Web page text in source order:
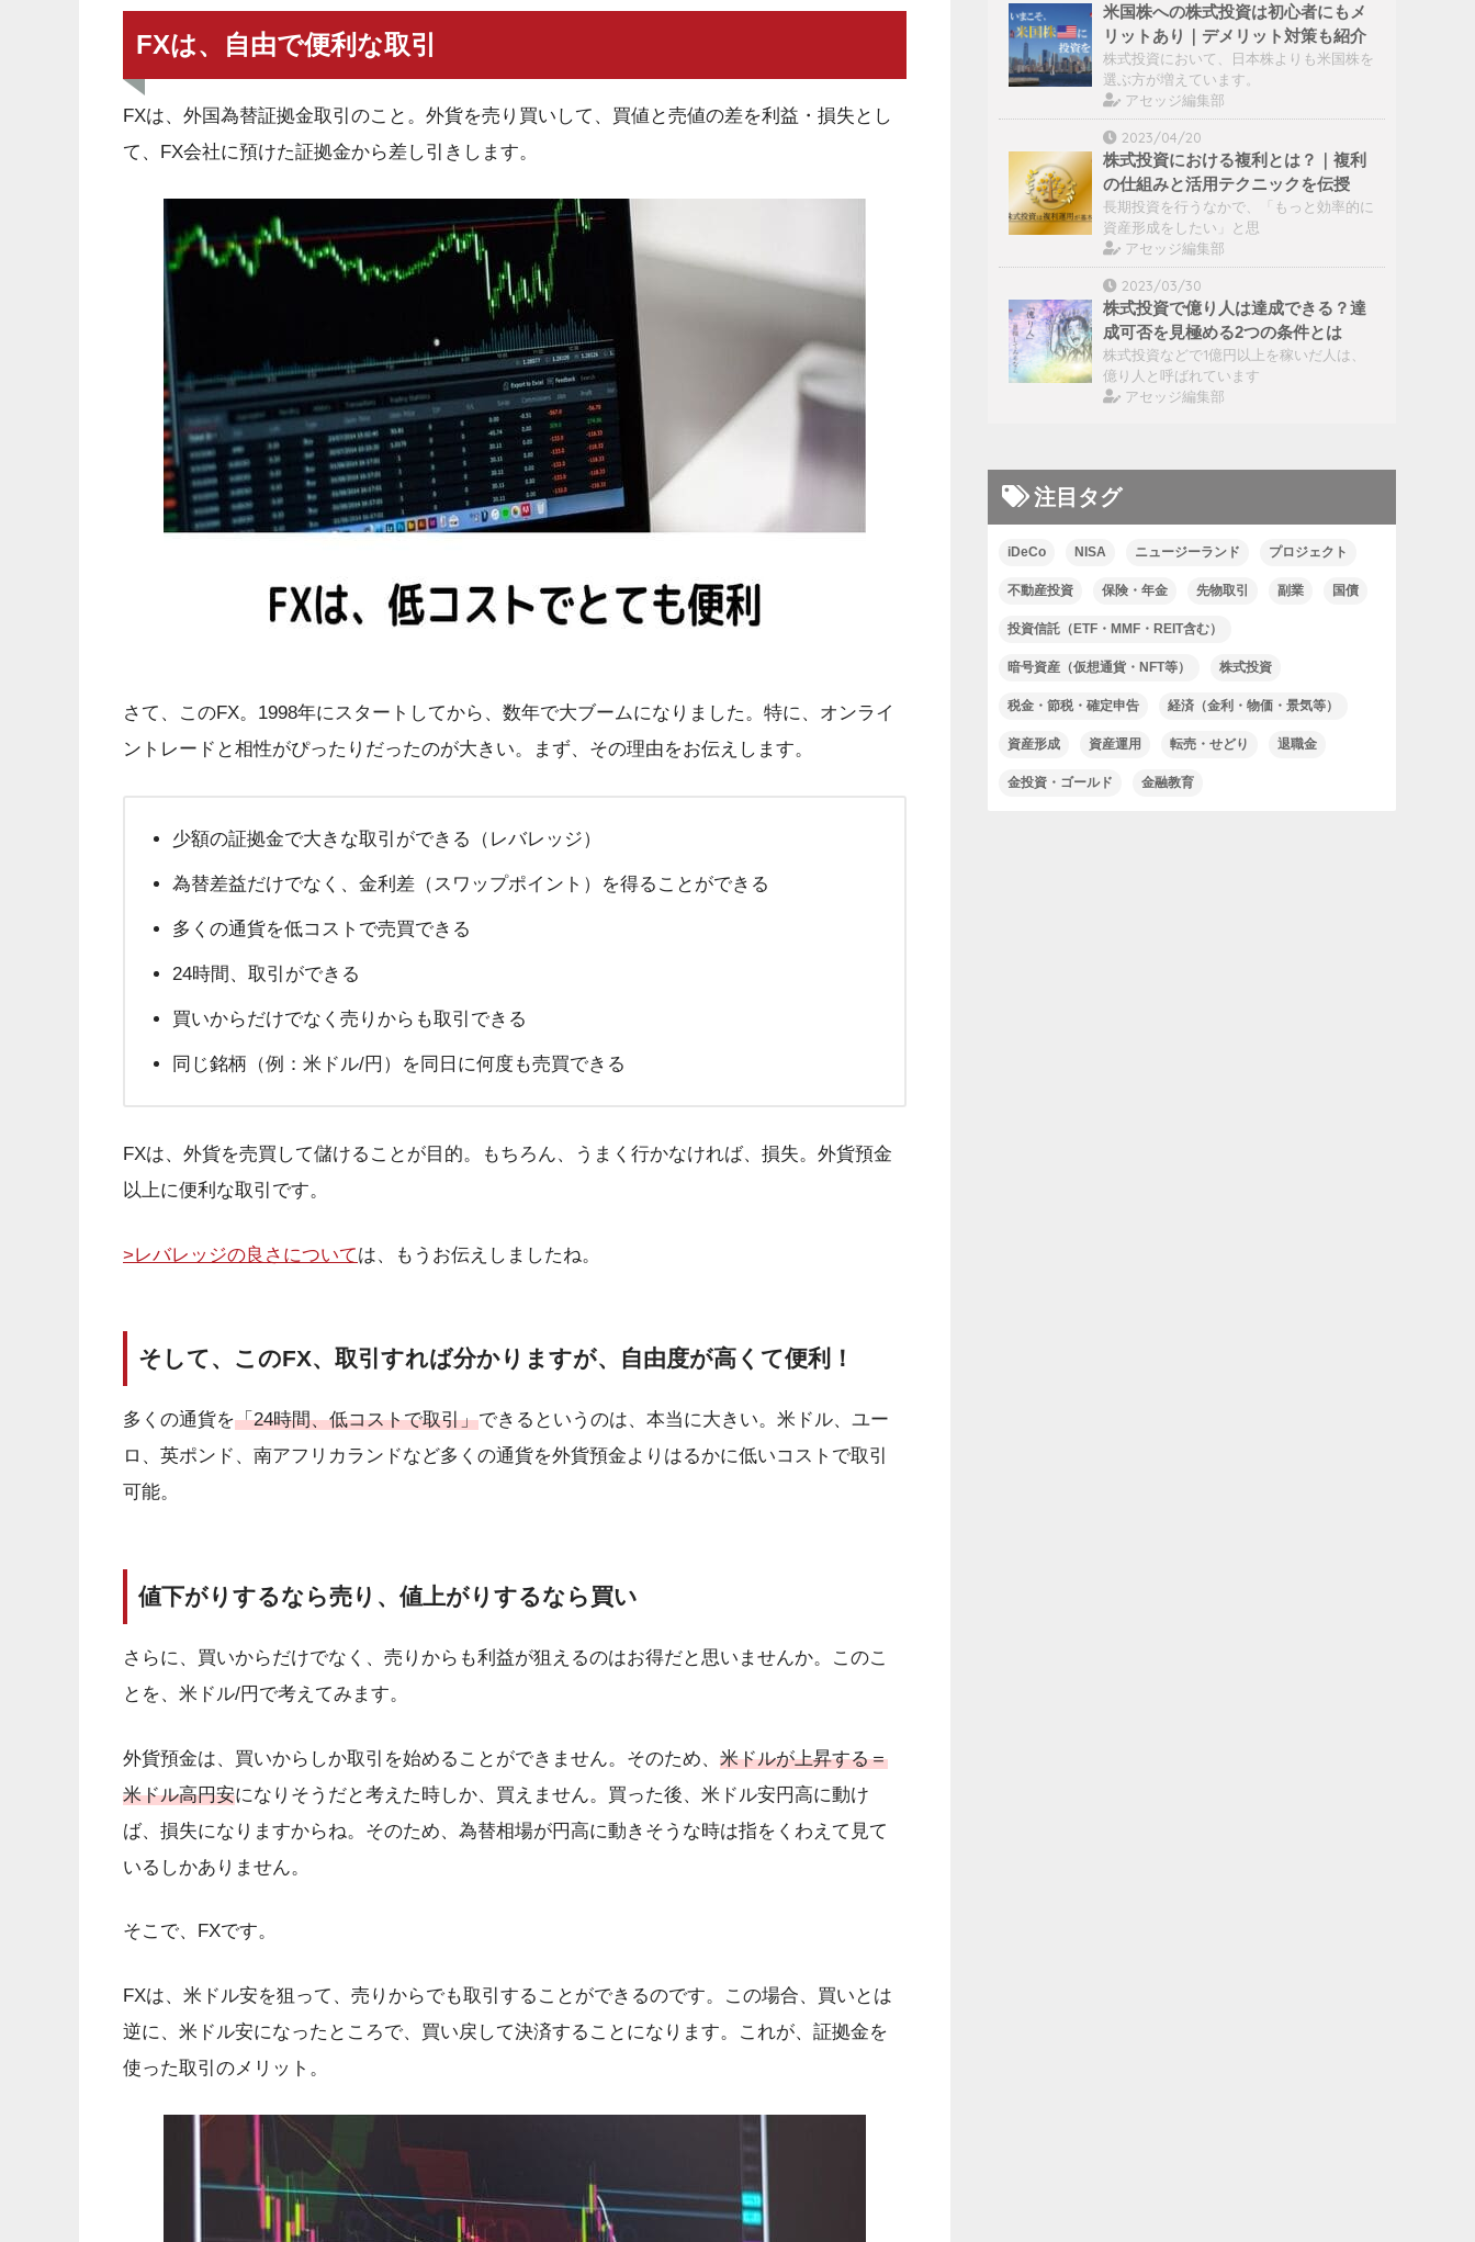
FXは、自由で便利な取引
FXは、外国為替証拠金取引のこと。外貨を売り買いして、買値と売値の差を利益・損失とし
て、FX会社に預けた証拠金から差し引きします。
さて、このFX。1998年にスタートしてから、数年で大ブームになりました。特に、オンライ
ントレードと相性がぴったりだったのが大きい。まず、その理由をお伝えします。
少額の証拠金で大きな取引ができる（レバレッジ）
為替差益だけでなく、金利差（スワップポイント）を得ることができる
多くの通貨を低コストで売買できる
24時間、取引ができる
買いからだけでなく売りからも取引できる
同じ銘柄（例：米ドル/円）を同日に何度も売買できる
FXは、外貨を売買して儲けることが目的。もちろん、うまく行かなければ、損失。外貨預金
以上に便利な取引です。
>レバレッジの良さについては、もうお伝えしましたね。
そして、このFX、取引すれば分かりますが、自由度が高くて便利！
多くの通貨を「24時間、低コストで取引」できるというのは、本当に大きい。米ドル、ユー
ロ、英ポンド、南アフリカランドなど多くの通貨を外貨預金よりはるかに低いコストで取引
可能。
値下がりするなら売り、値上がりするなら買い
さらに、買いからだけでなく、売りからも利益が狙えるのはお得だと思いませんか。このこ
とを、米ドル/円で考えてみます。
外貨預金は、買いからしか取引を始めることができません。そのため、 米ドルが上昇する＝
米ドル高円安になりそうだと考えた時しか、買えません。買った後、米ドル安円高に動け
ば、損失になりますからね。そのため、為替相場が円高に動きそうな時は指をくわえて見て
いるしかありません。
そこで、FXです。
FXは、米ドル安を狙って、売りからでも取引することができるのです。この場合、買いとは
逆に、米ドル安になったところで、買い戻して決済することになります。これが、証拠金を
使った取引のメリット。
米国株への株式投資は初心者にもメ
リットあり｜デメリット対策も紹介
株式投資において、日本株よりも米国株を
選ぶ方が増えています。
アセッジ編集部
2023/04/20
株式投資における複利とは？｜複利
の仕組みと活用テクニックを伝授
長期投資を行うなかで、「もっと効率的に
資産形成をしたい」と思
アセッジ編集部
2023/03/30
株式投資で億り人は達成できる？達
成可否を見極める2つの条件とは
株式投資などで1億円以上を稼いだ人は、
億り人と呼ばれています
アセッジ編集部
注目タグ
iDeCo NISA ニュージーランド プロジェクト
不動産投資 保険・年金 先物取引 副業 国債
投資信託（ETF・MMF・REIT含む）
暗号資産（仮想通貨・NFT等） 株式投資
税金・節税・確定申告 経済（金利・物価・景気等）
資産形成 資産運用 転売・せどり 退職金
金投資・ゴールド 金融教育